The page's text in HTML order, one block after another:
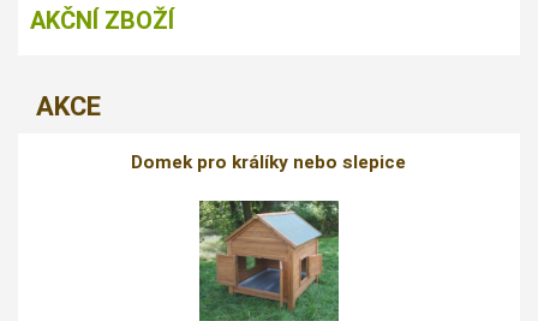
AKČNÍ ZBOŽÍ
AKCE
Domek pro králíky nebo slepice